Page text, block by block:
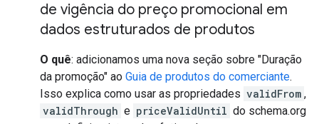
de vigência do preço promocional em
dados estruturados de produtos
O quê: adicionamos uma nova seção sobre "Duração
da promoção" ao Guia de produtos do comerciante.
Isso explica como usar as propriedades validFrom ,
validThrough e priceValidUntil do schema.org